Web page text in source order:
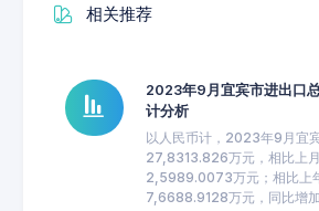
相关推荐
2023年9月宜宾市进出口
计分析
以人民币计，2023年9月宜
27,8313.826万元，相比上
2,5989.0073万元；相比上
7,6688.9128万元，同比增